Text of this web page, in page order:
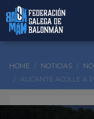
HOME NOTICIAS
ALICANTE ACOLLE A